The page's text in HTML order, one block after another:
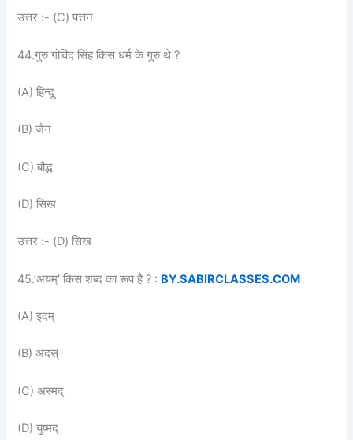
उत्तर :- (C) पत्तन
44.गुरु गोविंद सिंह किस धर्म के गुरु थे ?
(A) हिन्दू
(B) जैन
(C) बौद्ध
(D) सिख
उत्तर :- (D) सिख
45.’अयम्’ किस शब्द का रूप है ? : BY.SABIRCLASSES.COM
(A) इदम्
(B) अदस्
(C) अस्मद्
(D) युष्मद्